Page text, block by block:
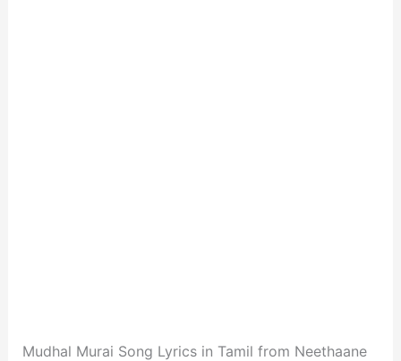
Mudhal Murai Song Lyrics in Tamil from Neethaane